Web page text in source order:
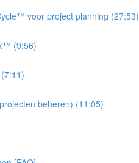
voor project planning (27:53)
(9:56)
beheren) (11:05)